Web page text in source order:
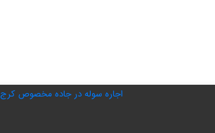
اجاره سوله در جاده مخصوص کرج